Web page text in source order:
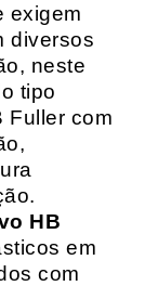
exigem
diversos
neste
tipo
Fuller com
HB
em
com